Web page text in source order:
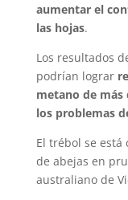
aumentar el
las hojas.
Los resultados
podrían lograr
metano de
los problemas
El trébol se
de abejas en
australiano de